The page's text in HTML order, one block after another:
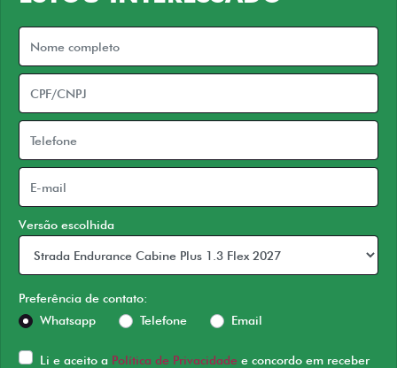
Versão escolhida
Preferência de contato:
Whatsapp
Telefone Email
Li e aceito a Política de Privacidade e concordo em receber